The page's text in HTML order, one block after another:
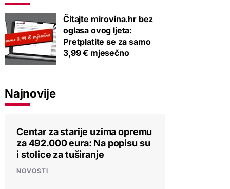
Čitajte mirovina.hr bez
oglasa ovog ljeta:
Pretplatite se za samo
3,99 € mjesečno
Najnovije
Centar za starije uzima opremu
za 492.000 eura: Na popisu su
i stolice za tuširanje
NOVOSTI